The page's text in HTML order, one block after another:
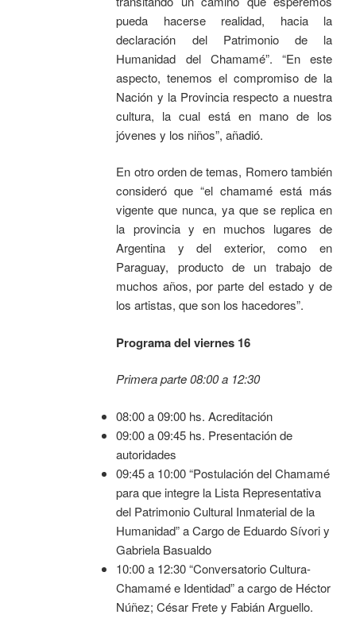
pueda hacerse realidad, hacia la
declaración del Patrimonio de la
Humanidad del Chamamé”. “En este
aspecto, tenemos el compromiso de la
Nación y la Provincia respecto a nuestra
cultura, la cual está en mano de los
jóvenes y los niños”, añadió.
En otro orden de temas, Romero también
consideró que “el chamamé está más
vigente que nunca, ya que se replica en
la provincia y en muchos lugares de
Argentina y del exterior, como en
Paraguay, producto de un trabajo de
muchos años, por parte del estado y de
los artistas, que son los hacedores”.
Programa del viernes 16
Primera parte 08:00 a 12:30
08:00 a 09:00 hs. Acreditación
09:00 a 09:45 hs. Presentación de
autoridades
09:45 a 10:00 “Postulación del Chamamé
para que integre la Lista Representativa
del Patrimonio Cultural Inmaterial de la
Humanidad” a Cargo de Eduardo Sívori y
Gabriela Basualdo
10:00 a 12:30 “Conversatorio Cultura-
Chamamé e Identidad” a cargo de Héctor
Núñez; César Frete y Fabián Arguello.